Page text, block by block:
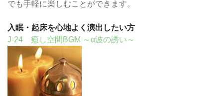
でも手軽に楽しむことができます。
入眠・起床を心地よく演出したい方
J-24 癒し空間BGM ～α波の誘い～